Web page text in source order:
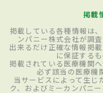
掲載
掲載している各種情報は
ンパニー株式会社が調
出来るだけ正確な情報掲
に保証する
掲載されている医療機関
必ず該当の医療機
当サービスによって生じ
ク、およびミーカンパニ